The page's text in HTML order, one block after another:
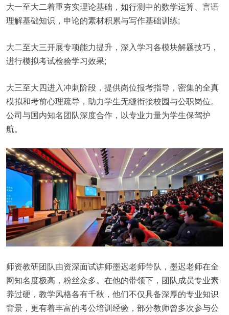
大一至大二着重夯实理论基础，如行测中的数学运算、言语
理解基础知识，申论的素材积累与写作基础训练;
大二至大三开展专项能力提升，深入学习各模块解题技巧，
进行模拟考试检验学习效果;
大三至大四进入冲刺阶段，提供岗位报考指导，密集的全真
模拟和考前心理疏导，助力学生无缝衔接校园与公职岗位。
公司与国内知名团队深度合作，以专业力量为学生保驾护
航。
师资教研团队由资深面试讲师墨迟老师带队，墨迟老师在全
网知名度极高，粉丝众多。在他的带领下，团队成员专业素
养过硬，教学风格各有千秋，他们不仅具备深厚的专业知识
背景，更有着丰富的考公培训经验，部分教师曾多次参与公